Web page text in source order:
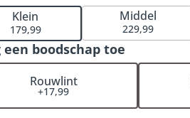
in het ronde bloemstuk
rouwstuk Laatste kus is
50cm (middel) en 60cm (groot).
met rouwwerk wordt
Hiermee garanderen wij
naar wens wordt samengesteld.
op een locatie naar keuze (bij
Klein
179,99
Middel
229,99
een boodschap toe
Rouwlint
+17,99